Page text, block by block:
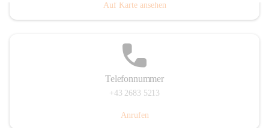
Auf Karte ansehen
Telefonnummer
+43 2683 5213
Anrufen